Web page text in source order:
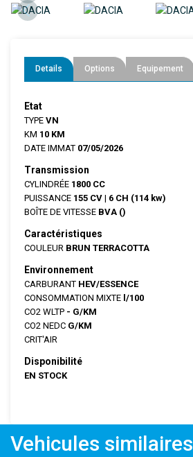
Details Options Equipement
Etat
TYPE VN
KM 10 KM
DATE IMMAT 07/05/2026
Transmission
CYLINDRÉE 1800 CC
PUISSANCE 155 CV | 6 CH (114 kw)
BOÎTE DE VITESSE BVA ()
Caractéristiques
COULEUR BRUN TERRACOTTA
Environnement
CARBURANT HEV/ESSENCE
CONSOMMATION MIXTE l/100
CO2 WLTP - G/KM
CO2 NEDC G/KM
CRIT'AIR
Disponibilité
EN STOCK
Vehicules similaires